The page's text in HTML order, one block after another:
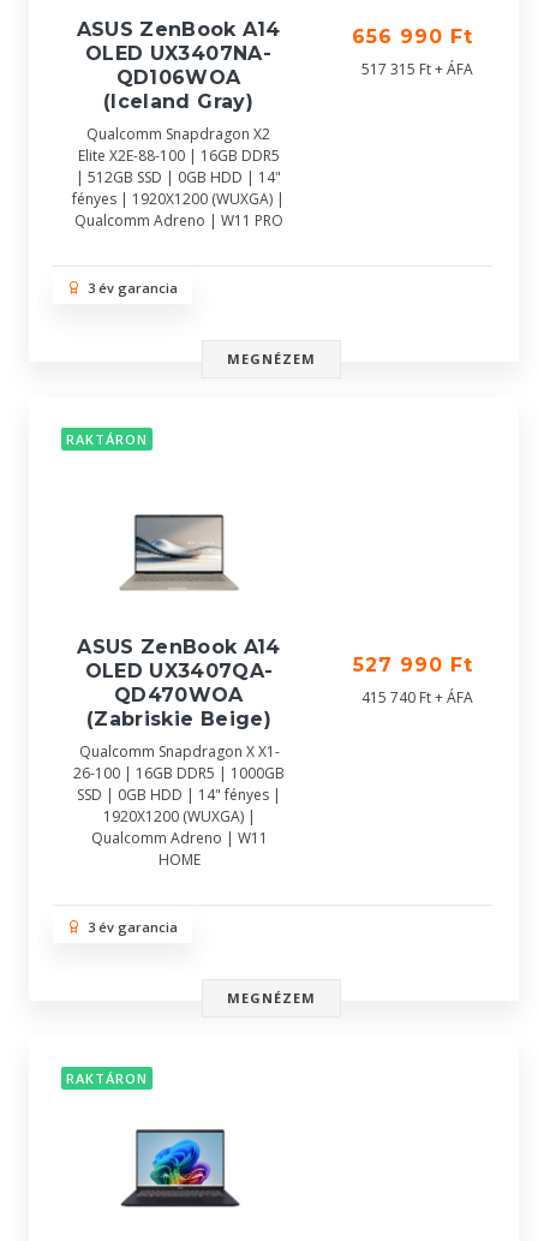
ASUS ZenBook A14
OLED UX3407NA-
QD106WOA
(Iceland Gray)
Qualcomm Snapdragon X2
Elite X2E-88-100 | 16GB DDR5
| 512GB SSD | 0GB HDD | 14"
fényes | 1920X1200 (WUXGA) |
Qualcomm Adreno | W11 PRO
656 990 Ft
517 315 Ft + ÁFA
3 év garancia
MEGNÉZEM
RAKTÁRON
ASUS ZenBook A14
OLED UX3407QA-
QD470WOA
(Zabriskie Beige)
Qualcomm Snapdragon X X1-
26-100 | 16GB DDR5 | 1000GB
SSD | 0GB HDD | 14" fényes |
1920X1200 (WUXGA) |
Qualcomm Adreno | W11
HOME
527 990 Ft
415 740 Ft + ÁFA
3 év garancia
MEGNÉZEM
RAKTÁRON